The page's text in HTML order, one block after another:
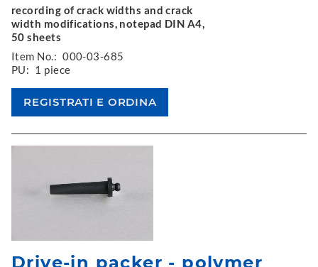
recording of crack widths and crack
width modifications, notepad DIN A4,
50 sheets
Item No.: 000-03-685
PU: 1 piece
Drive-in packer - polymer